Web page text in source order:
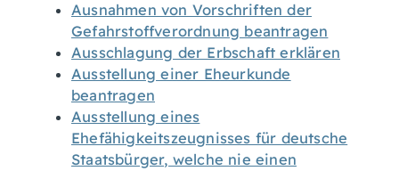
Ausnahmen von Vorschriften der
Gefahrstoffverordnung beantragen
Ausschlagung der Erbschaft erklären
Ausstellung einer Eheurkunde
beantragen
Ausstellung eines
Ehefähigkeitszeugnisses für deutsche
Staatsbürger, welche nie einen